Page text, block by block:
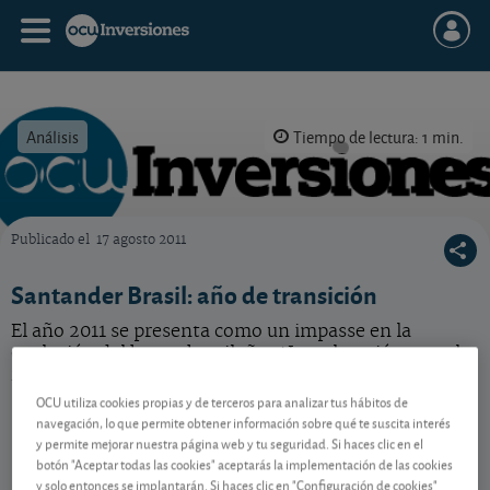
Análisis Tiempo de lectura: 1 min.
Publicado el 17 agosto 2011
Santander Brasil: año de transición
El año 2011 se presenta como un impasse en la
evolución del banco brasileño. ¿La valoración actual
Contenido reservado a SOCIOS
OCU utiliza cookies propias y de terceros para analizar tus hábitos de
navegación, lo que permite obtener información sobre qué te suscita interés
y permite mejorar nuestra página web y tu seguridad. Si haces clic en el
botón "Aceptar todas las cookies" aceptarás la implementación de las cookies
y solo entonces se implantarán. Si haces clic en "Configuración de cookies"